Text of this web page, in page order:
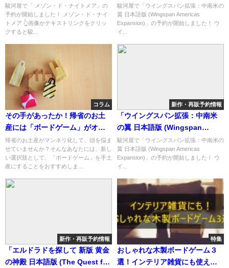
ョップ紹介！
駿河屋で「 メゾン・ド・ナイトメア」の
予約が開始しました！ メゾン・ド・ナイ
トメア 👆画像かテキストリンクをクリッ
クすると駿...
Americas Expansion)」の概略
と予約購入可能なショップ紹
介！
駿河屋で「ウイングスパン拡張：中南米の
翼 日本語版 (Wingspan Americas
Expansion)」の予約が開始しました！ ウ
イ...
コラム
その手があったか！帰省のお土
産には「ボードゲーム」がオス
スメな理由
帰省のお土産がマンネリ化して、頭を悩ま
せていませんか？そんなあなたには、新し
い選択肢として、「ボードゲーム」を手土
産にすることをおすすめしま...
新作・再販予約情報
「ウイングスパン拡張：中南米
の翼 日本語版 (Wingspan
Americas Expansion)」の概略
と予約購入可能なショップ紹
介！
駿河屋で「ウイングスパン拡張：中南米の
翼 日本語版 (Wingspan Americas
Expansion)」の予約が開始しました！ ウ
イ...
新作・再販予約情報
「エルドラドを探して 新版 黄金
の神殿 日本語版 (The Quest for
特集
おしゃれな木製ボードゲーム３
選！インテリア雑貨にも使え